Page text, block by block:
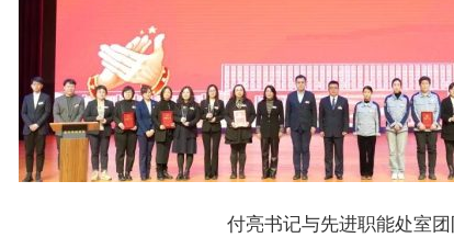
付亮书记与先进职能处室